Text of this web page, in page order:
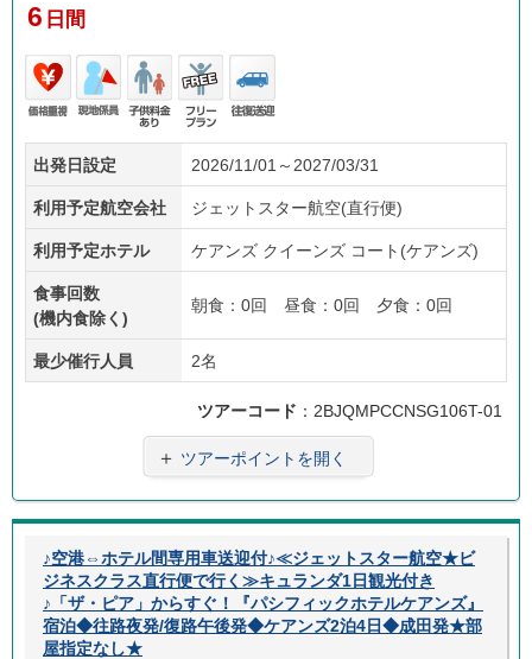
6 日間
価格
重視
現地
係員
子供
あり
フリ
ープ
ラン
往復
送迎
出発日設定 2026/11/01～2027/03/31
利用予定航空会社 ジェットスター航空(直行便)
利用予定ホテル ケアンズ クイーンズ コート(ケアンズ)
食事回数
(機内食除く)
朝食：0回 昼食：0回 夕食：0回
最少催行人員 2名
ツアーコード ：2BJQMPCCNSG106T-01
＋ ツアーポイントを開く
♪空港⇔ホテル間専用車送迎付♪≪ジェットスター航空★ビ
ジネスクラス直行便で行く≫キュランダ1日観光付き
♪「ザ・ピア」からすぐ！『パシフィックホテルケアンズ』
宿泊◆往路夜発/復路午後発◆ケアンズ2泊4日◆成田発★部
屋指定なし★